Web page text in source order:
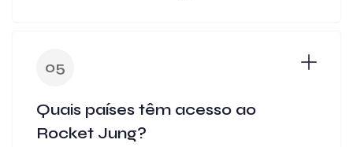
05
Quais países têm acesso ao
Rocket Jung?